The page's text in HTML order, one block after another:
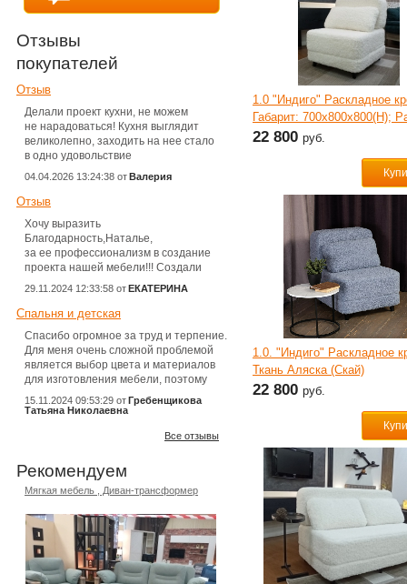
Отзывы
покупателей
Отзыв
Делали проект кухни, не можем
не нарадоваться! Кухня выглядит
великолепно, заходить на нее стало
в одно удовольствие
04.04.2026 13:24:38 отВалерия
Отзыв
Хочу выразить
Благодарность,Наталье,
за ее профессионализм в создание
проекта нашей мебели!!! Создали
полностью интерьер нашей спальни,
сборка мебели в этой компании
рекомендовать фирму
ИНДИВИДУАЛЬНО ПРО МЕБЕЛЬ!!!
29.11.2024 12:33:58 отЕКАТЕРИНА
Спальня и детская
Спасибо огромное за труд и терпение.
Для меня очень сложной проблемой
является выбор цвета и материалов
для изготовления мебели, поэтому
после того как определились
с функционалом и внешним видом
мне помогли определиться
И вот тут огромное спасибо Наталье.
Я на утро поняла, что я не хочу
в таком цвете, который выбрала
выслушала все мои «капризы»
и «хотелки» и моментально
переделала все эскизы.
Это все происходило без упреков
15.11.2024 09:53:29 отГребенщикова
Татьяна Николаевна
Все отзывы
Рекомендуем
Мягкая мебель , Диван-трансформер
1.0 "Индиго" Раскладное
Габарит: 700х800х800(Н);
под заказ.
22 800 руб.
1.0. "Индиго" Раскладное
Ткань Аляска (Скай)
22 800 руб.